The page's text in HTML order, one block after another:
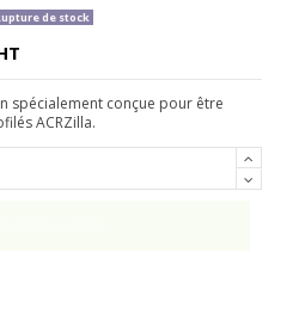
de stock
spécialement conçue pour être
ACRZilla.